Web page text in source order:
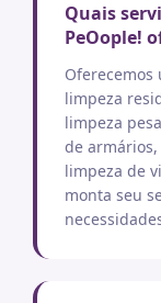
Quais
PeOople!
Oferecemos
limpeza
limpeza
de
limpeza de
monta seu